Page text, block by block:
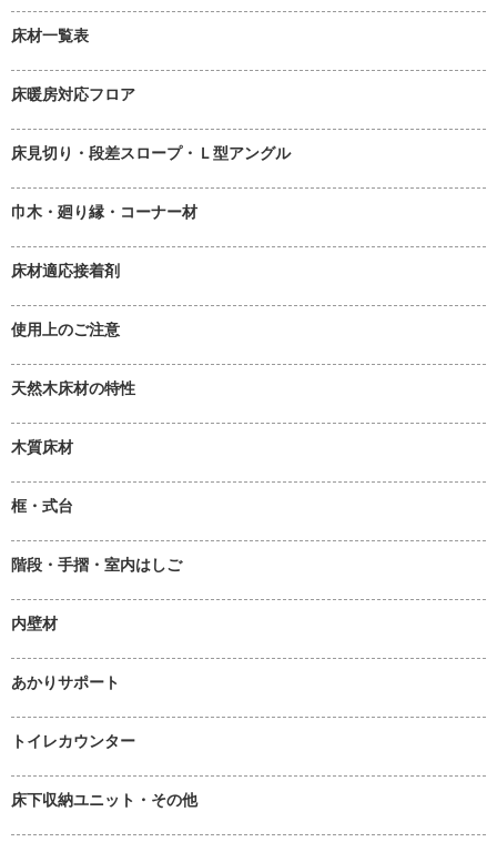
床材一覧表
床暖房対応フロア
床見切り・段差スロープ・Ｌ型アングル
巾木・廻り縁・コーナー材
床材適応接着剤
使用上のご注意
天然木床材の特性
木質床材
框・式台
階段・手摺・室内はしご
内壁材
あかりサポート
トイレカウンター
床下収納ユニット・その他